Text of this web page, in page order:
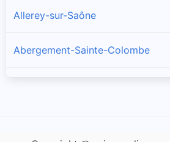
Allerey-sur-Saône
Abergement-Sainte-Colombe